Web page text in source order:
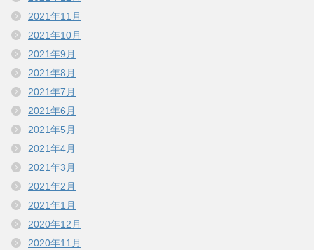
2021年11月
2021年10月
2021年9月
2021年8月
2021年7月
2021年6月
2021年5月
2021年4月
2021年3月
2021年2月
2021年1月
2020年12月
2020年11月